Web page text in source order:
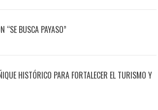
“SE BUSCA PAYASO”
HISTÓRICO PARA FORTALECER EL TURISMO Y